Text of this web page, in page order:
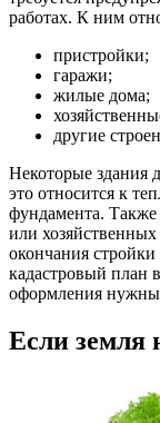
работах. К ним
пристройки;
гаражи;
жилые дома;
другие
Некоторые здания
это относится к
фундамента. Также
или хозяйственных
окончания стройки
кадастровый
оформления нужны
Если земля